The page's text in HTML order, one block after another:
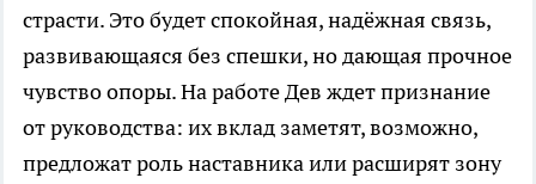
страсти. Это будет спокойная, надёжная связь,
развивающаяся без спешки, но дающая прочное
чувство опоры. На работе Дев ждет признание
от руководства: их вклад заметят, возможно,
предложат роль наставника или расширят зону